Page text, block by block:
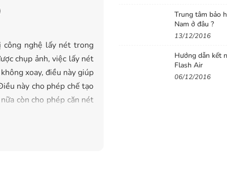
công nghệ lấy nét trong
chụp ảnh, việc lấy nét
xoay, điều này giúp
này cho phép chế tạo
còn cho phép căn nét
Trung tâm bảo
Nam ở đâu ?
13/12/2016
Hướng dẫn kết
Flash Air
06/12/2016